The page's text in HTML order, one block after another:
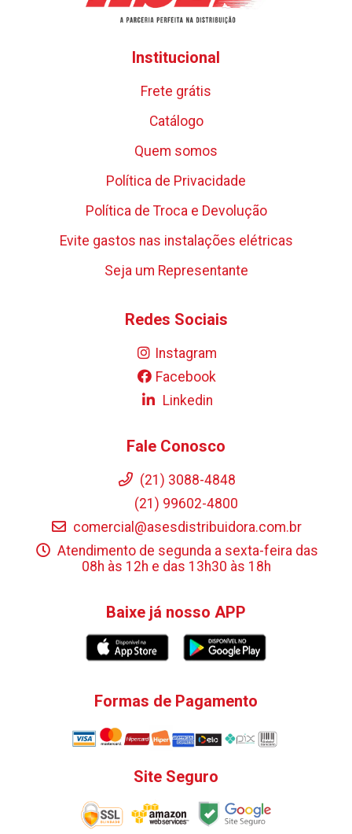
Institucional
Frete grátis
Catálogo
Quem somos
Política de Privacidade
Política de Troca e Devolução
Evite gastos nas instalações elétricas
Seja um Representante
Redes Sociais
Instagram
Facebook
Linkedin
Fale Conosco
(21) 3088-4848
(21) 99602-4800
comercial@asesdistribuidora.com.br
Atendimento de segunda a sexta-feira das
08h às 12h e das 13h30 às 18h
Baixe já nosso APP
Formas de Pagamento
Site Seguro